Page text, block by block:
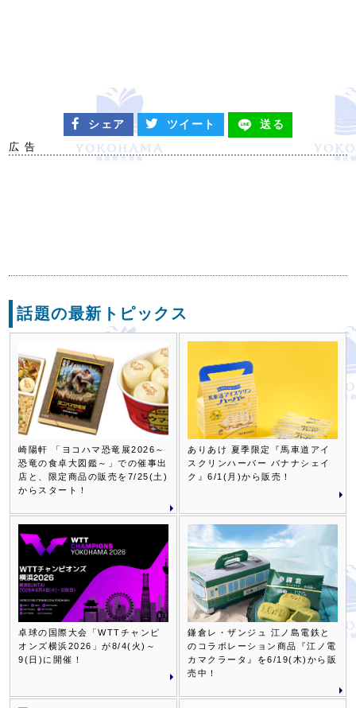
シェア ツイート 送る
広 告
話題の最新トピックス
崎陽軒 「ヨコハマ恐竜展2026～
恐竜の食卓大図鑑～」での催事出
店と、限定商品の販売を7/25(土)
からスタート！
ありあけ 夏季限定『馬車道アイ
スクリンハーバー バナナシェイ
ク』6/1(月)から販売！
卓球の国際大会「WTTチャンピ
オンズ横浜2026」が8/4(火)～
9(日)に開催！
鎌倉レ・ザンジュ 江ノ島電鉄と
のコラボレーション商品『江ノ電
カマクラータ』を6/19(木)から販
売中！